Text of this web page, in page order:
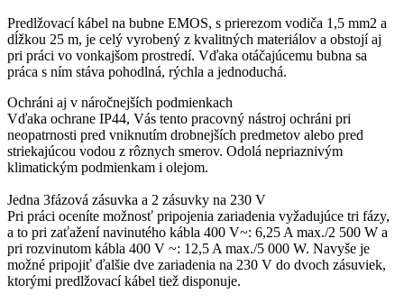
Predlžovací kábel na bubne EMOS, s prierezom vodiča 1,5 mm2 a
dĺžkou 25 m, je celý vyrobený z kvalitných materiálov a obstojí aj
pri práci vo vonkajšom prostredí. Vďaka otáčajúcemu bubna sa
práca s ním stáva pohodlná, rýchla a jednoduchá.
Ochráni aj v náročnejších podmienkach
Vďaka ochrane IP44, Vás tento pracovný nástroj ochráni pri
neopatrnosti pred vniknutím drobnejších predmetov alebo pred
striekajúcou vodou z rôznych smerov. Odolá nepriaznivým
klimatickým podmienkam i olejom.
Jedna 3fázová zásuvka a 2 zásuvky na 230 V
Pri práci oceníte možnosť pripojenia zariadenia vyžadujúce tri fázy,
a to pri zaťažení navinutého kábla 400 V~: 6,25 A max./2 500 W a
pri rozvinutom kábla 400 V ~: 12,5 A max./5 000 W. Navyše je
možné pripojiť ďalšie dve zariadenia na 230 V do dvoch zásuviek,
ktorými predlžovací kábel tiež disponuje.